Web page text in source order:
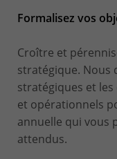
Formalisez vos
Croître et
stratégique. Nous
stratégiques et
et opérationnels
annuelle qui vous
attendus.